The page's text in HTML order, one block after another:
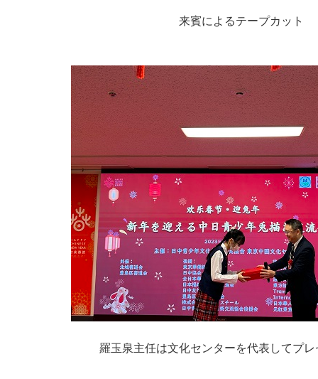
来賓によるテープカット
羅玉泉主任は文化センターを代表してプ